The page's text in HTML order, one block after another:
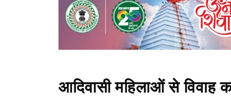
आदिवासी महिलाओं से विवाह